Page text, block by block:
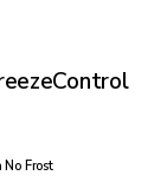
Frost